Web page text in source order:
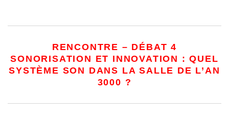
RENCONTRE – DÉBAT 4
SONORISATION ET INNOVATION : QUEL
SYSTÈME SON DANS LA SALLE DE L’AN
3000 ?